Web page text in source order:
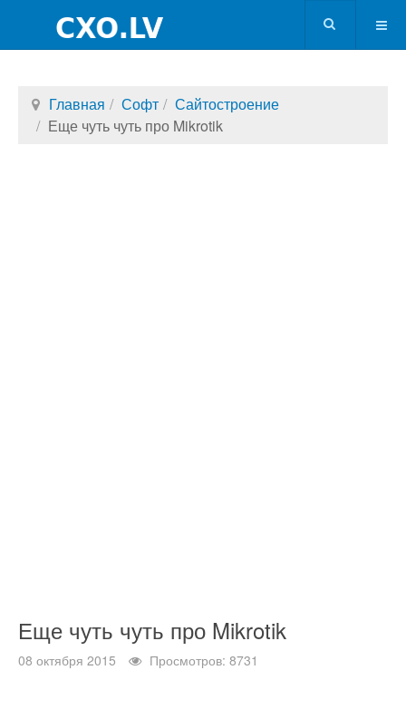
Главная Софт
Сайтостроение
Еще чуть чуть про Mikrotik
Еще чуть чуть про Mikrotik
08 октября 2015 Просмотров: 8731